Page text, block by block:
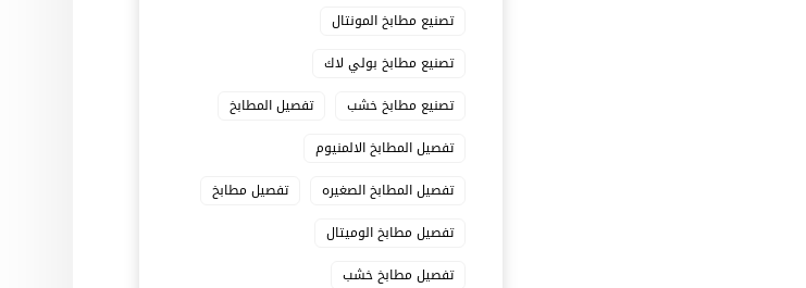
تصنيع مطابخ المونتال
تصنيع مطابخ بولي لاك
تصنيع مطابخ خشب
تفصيل المطابخ
تفصيل المطابخ الالمنيوم
تفصيل المطابخ الصغيره
تفصيل مطابخ
تفصيل مطابخ الوميتال
تفصيل مطابخ خشب